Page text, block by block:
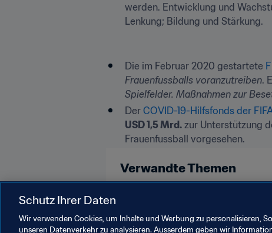
werden. Entwicklung und
Lenkung; Bildung und Stärkung.
Die im Februar 2020 gestartete
Frauenfussballs voranzutreiben.
Spielfelder. Maßnahmen zur
Der COVID-19-Hilfsfonds der
USD 1,5 Mrd. zur Unterstützung
Frauenfussball vorgesehen.
Verwandte Themen
Schutz Ihrer Daten
Wir verwenden Cookies, um Inhalte und Werbung zu personalisieren,
unseren Datenverkehr zu analysieren. Ausserdem geben wir